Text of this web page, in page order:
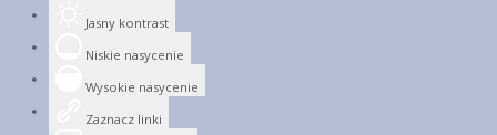
Jasny kontrast
Niskie nasycenie
Wysokie nasycenie
Zaznacz linki